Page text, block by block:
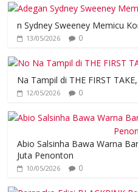
n Sydney Sweeney Memicu
13/05/2026 0
Na Tampil di THE FIRST
12/05/2026 0
Abio Salsinha Bawa Warna
Juta Penonton
10/05/2026 0